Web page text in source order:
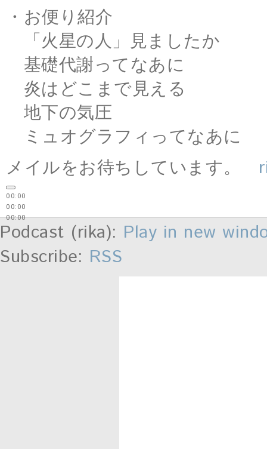
・お便り紹介
「火星の人」見ましたか
基礎代謝ってなあに
炎はどこまで見える
地下の気圧
ミュオグラフィってなあに
メイルをお待ちしています。
00:00
00:00
00:00
Podcast (rika): Play in new
Subscribe: RSS